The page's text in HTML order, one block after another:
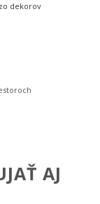
dekorov
AJ